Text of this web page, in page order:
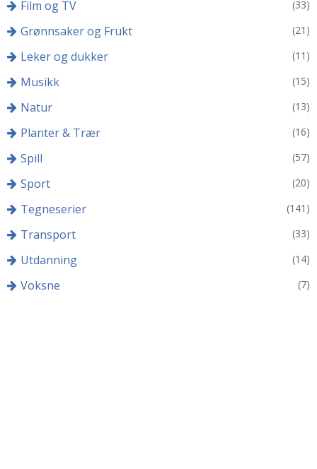
Film og TV (33)
Grønnsaker og Frukt (21)
Leker og dukker (11)
Musikk (15)
Natur (13)
Planter & Trær (16)
Spill (57)
Sport (20)
Tegneserier (141)
Transport (33)
Utdanning (14)
Voksne (7)